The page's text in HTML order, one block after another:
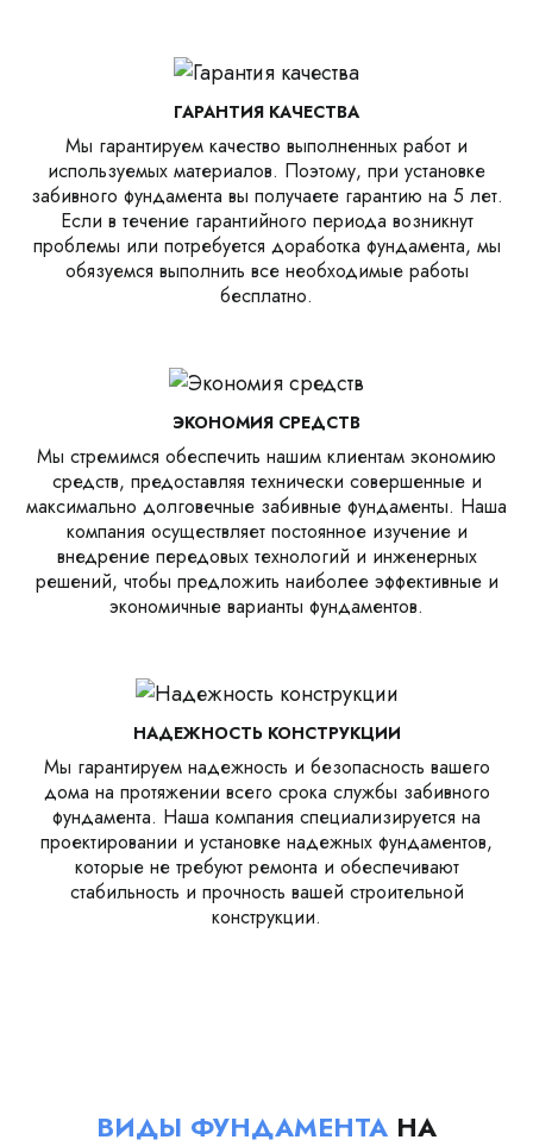
ГАРАНТИЯ КАЧЕСТВА
Мы гарантируем качество выполненных работ и
используемых материалов. Поэтому, при установке
забивного фундамента вы получаете гарантию на 5 лет.
Если в течение гарантийного периода возникнут
проблемы или потребуется доработка фундамента, мы
обязуемся выполнить все необходимые работы
бесплатно.
ЭКОНОМИЯ СРЕДСТВ
Мы стремимся обеспечить нашим клиентам экономию
средств, предоставляя технически совершенные и
максимально долговечные забивные фундаменты. Наша
компания осуществляет постоянное изучение и
внедрение передовых технологий и инженерных
решений, чтобы предложить наиболее эффективные и
экономичные варианты фундаментов.
НАДЕЖНОСТЬ КОНСТРУКЦИИ
Мы гарантируем надежность и безопасность вашего
дома на протяжении всего срока службы забивного
фундамента. Наша компания специализируется на
проектировании и установке надежных фундаментов,
которые не требуют ремонта и обеспечивают
стабильность и прочность вашей строительной
конструкции.
ВИДЫ ФУНДАМЕНТА НА